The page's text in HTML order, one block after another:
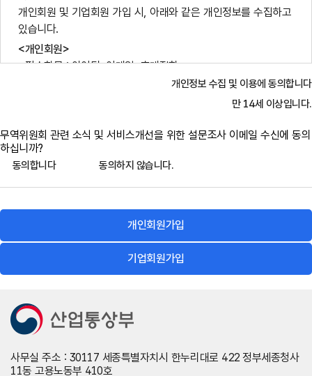
용할 수 있는 자를 말합니다.
비회원이란 회원으로 가입하지 않고 무역위원회 홈페이지가 제
공하는 서비스를 이용하는 자를 말합니다.
이용자란 무역위원회 홈페이지가 제공하는 서비스를 받는 회원
이용자가 회원가입을 신청하는 경우 무역위원회 홈페이지가 정
한 양식에 따라 회원정보를 기입한 후 이 약관에 동의한다는 의사
한 이용자 중 다음 각 호에 해당하지 않는 한 회원으로 등록합니
공공질서 또는 미풍양속을 저해할 목적으로 신청하였을 경우
이 약관을 위반하거나 무역구제의 운영에 현저히 지장이 있다고
기타 무역구제 관리자가 필요하다고 인정하는 경우
개인회원 및 기업회원 가입 시, 아래와 같은 개인정보를 수집하고
있습니다.
<개인회원>
필수항목 : 아이디, 이메일, 휴대전화
선택항목 : 이름, 전화번호, 팩스번호, 직업, 직장/학교
필수항목 : 아이디, 비밀번호, 대표자명, 주소, 전화번호, 담당자
명, 담당자 전화번호, 담당자 휴대전화, 담당자 이메일
선택항목 : 지역, 팩스번호
서비스 이용과정에서 아래와 같은 정보들이 자동으로 생성되어
IP Address, 방문 일시, 서비스 이용 기록
개인정보의 수집 및 이용목적
하도록 하겠습니다. : 서비스 가입, 변경, 사후관리, 품질개선, 명
의도용방지, 이용자 및 서비스 이용에 대한 통계ㆍ분석
개인정보의 보유 및 이용기간
무역위원회는 이용자의 개인정보를 회원가입을 하는 시점부터 서
개인정보 수집 및 이용에 동의합니다
만 14세 이상입니다.
무역위원회 관련 소식 및 서비스개선을 위한 설문조사 이메일 수신에 동의
하십니까?
동의합니다 동의하지 않습니다.
개인회원가입
기업회원가입
사무실 주소 : 30117 세종특별자치시 한누리대로 422 정부세종청사
11동 고용노동부 410호